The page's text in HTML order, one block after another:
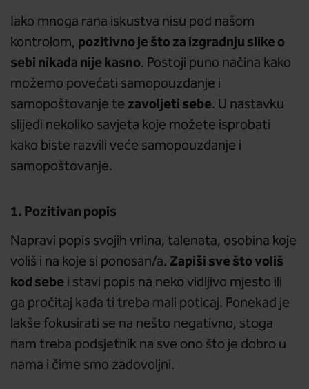
Iako mnoga rana iskustva nisu pod našom
kontrolom, pozitivno je što za izgradnju slike o
sebi nikada nije kasno. Postoji puno načina kako
možemo povećati samopouzdanje i
samopoštovanje te zavoljeti sebe. U nastavku
slijedi nekoliko savjeta koje možete isprobati
kako biste razvili veće samopouzdanje i
samopoštovanje.
1. Pozitivan popis
Napravi popis svojih vrlina, talenata, osobina koje
voliš i na koje si ponosan/a. Zapiši sve što voliš
kod sebe i stavi popis na neko vidljivo mjesto ili
ga pročitaj kada ti treba mali poticaj. Ponekad je
lakše fokusirati se na nešto negativno, stoga
nam treba podsjetnik na sve ono što je dobro u
nama i čime smo zadovoljni.